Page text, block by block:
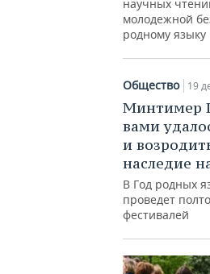
научных
молодежной
родному
Общество 19
Минтимер
вами
и
наследие
В Год родных
проведет
фестивалей